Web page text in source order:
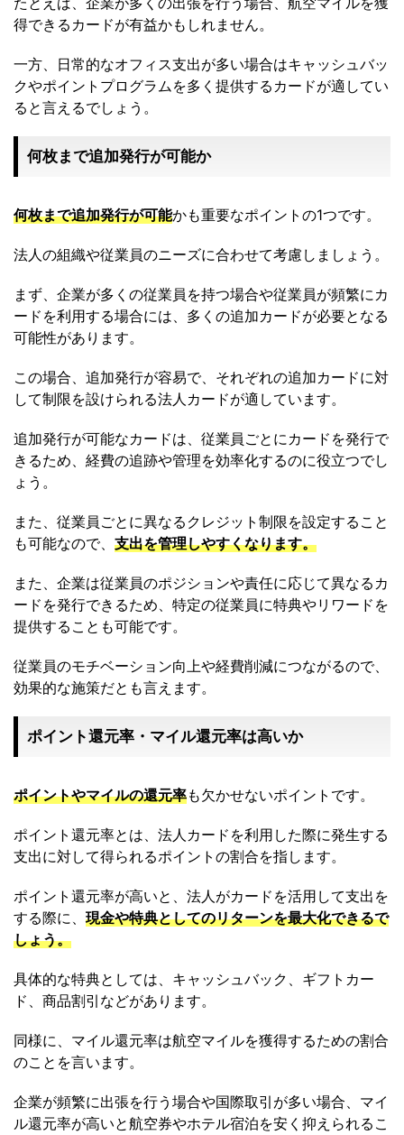
得できるカードが有益かもしれません。
一方、日常的なオフィス支出が多い場合はキャッシュバッ
クやポイントプログラムを多く提供するカードが適してい
ると言えるでしょう。
何枚まで追加発行が可能か
何枚まで追加発行が可能かも重要なポイントの1つです。
法人の組織や従業員のニーズに合わせて考慮しましょう。
まず、企業が多くの従業員を持つ場合や従業員が頻繁にカ
ードを利用する場合には、多くの追加カードが必要となる
可能性があります。
この場合、追加発行が容易で、それぞれの追加カードに対
して制限を設けられる法人カードが適しています。
追加発行が可能なカードは、従業員ごとにカードを発行で
きるため、経費の追跡や管理を効率化するのに役立つでし
ょう。
また、従業員ごとに異なるクレジット制限を設定すること
も可能なので、 支出を管理しやすくなります。
また、企業は従業員のポジションや責任に応じて異なるカ
ードを発行できるため、特定の従業員に特典やリワードを
提供することも可能です。
従業員のモチベーション向上や経費削減につながるので、
効果的な施策だとも言えます。
ポイント還元率・マイル還元率は高いか
ポイントやマイルの還元率も欠かせないポイントです。
ポイント還元率とは、法人カードを利用した際に発生する
支出に対して得られるポイントの割合を指します。
ポイント還元率が高いと、法人がカードを活用して支出を
する際に、 現金や特典としてのリターンを最大化できるで
しょう。
具体的な特典としては、キャッシュバック、ギフトカー
ド、商品割引などがあります。
同様に、マイル還元率は航空マイルを獲得するための割合
のことを言います。
企業が頻繁に出張を行う場合や国際取引が多い場合、マイ
ル還元率が高いと航空券やホテル宿泊を安く抑えられるこ